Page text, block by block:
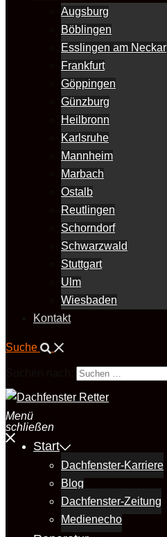
Augsburg
Böblingen
Esslingen am Neckar
Frankfurt
Göppingen
Günzburg
Heilbronn
Karlsruhe
Mannheim
Marbach
Ostalb
Reutlingen
Schorndorf
Schwarzwald
Stuttgart
Ulm
Wiesbaden
Kontakt
Suche
Menü
schließen
Start
Dachfenster-Karriere
Blog
Dachfenster-Zeitung
Medienecho